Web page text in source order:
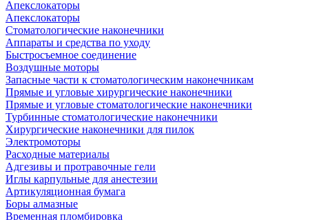
Апекслокаторы
Апекслокаторы
Стоматологические наконечники
Аппараты и средства по уходу
Быстросъемное соединение
Воздушные моторы
Запасные части к стоматологическим наконечникам
Прямые и угловые хирургические наконечники
Прямые и угловые стоматологические наконечники
Турбинные стоматологические наконечники
Хирургические наконечники для пилок
Электромоторы
Расходные материалы
Адгезивы и протравочные гели
Иглы карпульные для анестезии
Артикуляционная бумага
Боры алмазные
Временная пломбировка